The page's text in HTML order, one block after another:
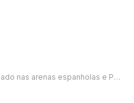
para David de Miranda, Miguel Ángel Perera, Rui Fernandes e Sergio Galán